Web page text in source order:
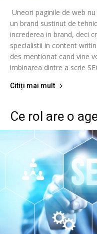
Uneori paginile de web
un brand sustinut de
increderea in brand, deci
specialistii in content
des mentionat cand vine
imbinarea dintre a scrie
Citiți mai mult
Ce rol are o